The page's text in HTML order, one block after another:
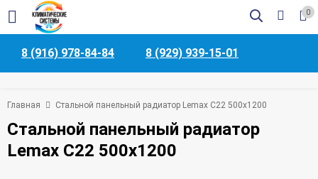
0
8 (916) 978-84-84 8 (929) 939-15-01
Главная Стальной панельный радиатор Lemax C22 500х1200
Стальной панельный радиатор
Lemax C22 500х1200